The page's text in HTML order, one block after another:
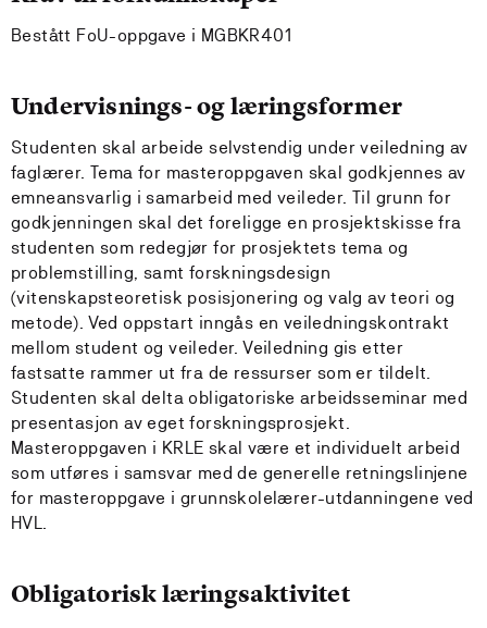
Bestått FoU-oppgave i MGBKR401
Undervisnings- og læringsformer
Studenten skal arbeide selvstendig under veiledning av
faglærer. Tema for masteroppgaven skal godkjennes av
emneansvarlig i samarbeid med veileder. Til grunn for
godkjenningen skal det foreligge en prosjektskisse fra
studenten som redegjør for prosjektets tema og
problemstilling, samt forskningsdesign
(vitenskapsteoretisk posisjonering og valg av teori og
metode). Ved oppstart inngås en veiledningskontrakt
mellom student og veileder. Veiledning gis etter
fastsatte rammer ut fra de ressurser som er tildelt.
Studenten skal delta obligatoriske arbeidsseminar med
presentasjon av eget forskningsprosjekt.
Masteroppgaven i KRLE skal være et individuelt arbeid
som utføres i samsvar med de generelle retningslinjene
for masteroppgave i grunnskolelærer-utdanningene ved
HVL.
Obligatorisk læringsaktivitet